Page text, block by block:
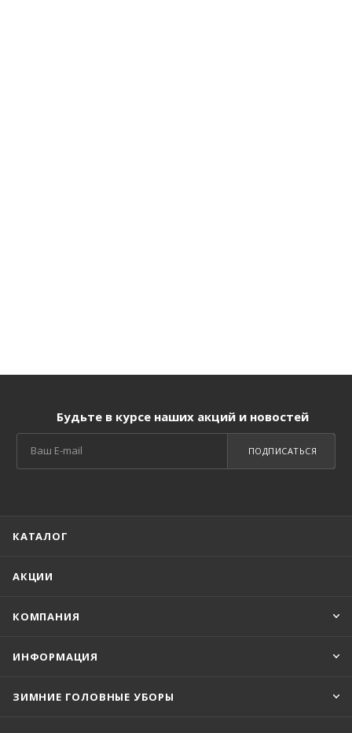
Будьте в курсе наших акций и новостей
ПОДПИСАТЬСЯ
КАТАЛОГ
АКЦИИ
КОМПАНИЯ
ИНФОРМАЦИЯ
ЗИМНИЕ ГОЛОВНЫЕ УБОРЫ